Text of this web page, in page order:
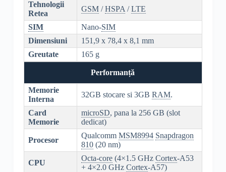
Tehnologii
Retea
GSM/HSPA /LTE
SIM Nano-SIM
Dimensiuni
151,9 x 78,4 x 8,1 mm
Greutate
165 g
Performanță
Memorie
Interna
32GB stocare si 3GB RAM.
Card
Memorie
microSD, pana la 256 GB (slot
dedicat)
Procesor
Qualcomm MSM8994 Snapdragon
810(20 nm)
CPU
Octa-core(4×1.5 GHz Cortex-A53
+ 4×2.0 GHz Cortex-A57)